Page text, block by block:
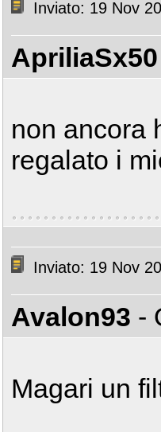
Inviato: 19 Nov
ApriliaSx50
non ancora
regalato i
Inviato: 19 Nov
Avalon93 -
Magari un